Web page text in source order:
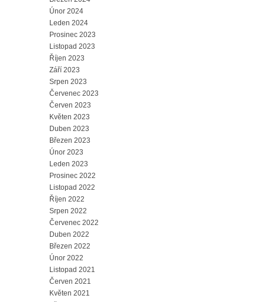
Únor 2024
Leden 2024
Prosinec 2023
Listopad 2023
Říjen 2023
Září 2023
Srpen 2023
Červenec 2023
Červen 2023
Květen 2023
Duben 2023
Březen 2023
Únor 2023
Leden 2023
Prosinec 2022
Listopad 2022
Říjen 2022
Srpen 2022
Červenec 2022
Duben 2022
Březen 2022
Únor 2022
Listopad 2021
Červen 2021
Květen 2021